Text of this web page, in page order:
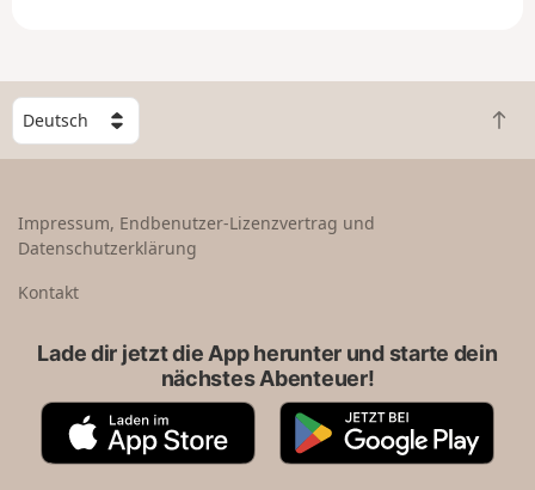
W
ä
h
e
n
Z
u
Impressum, Endbenutzer-Lizenzvertrag und
Datenschutzerklärung
Kontakt
Lade dir jetzt die App herunter und starte dein
nächstes Abenteuer!
A
p
G
o